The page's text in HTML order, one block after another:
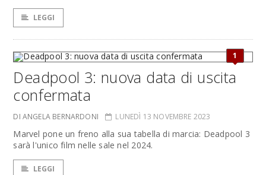
LEGGI
1
Deadpool 3: nuova data di uscita
confermata
DI ANGELA BERNARDONI LUNEDÌ 13 NOVEMBRE 2023
Marvel pone un freno alla sua tabella di marcia: Deadpool 3
sarà l'unico film nelle sale nel 2024.
LEGGI